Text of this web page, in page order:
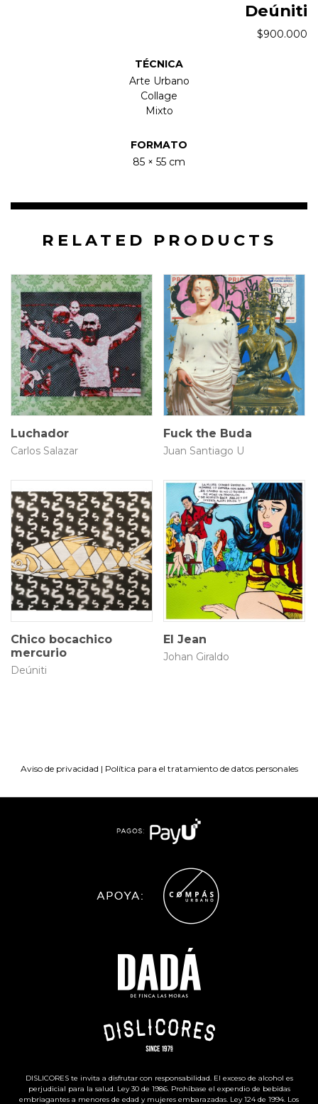
Deúniti
$900.000
TÉCNICA
Arte Urbano
Collage
Mixto
FORMATO
85 × 55 cm
RELATED PRODUCTS
3.5 × 33 × 30 cm
$1.350.000
Luchador
Carlos Salazar
30 × 24 cm
$600.000
Fuck the Buda
Juan Santiago U
50 × 30 cm
$280.000
Chico bocachico
mercurio
Deúniti
25 × 25 cm
$2.500.000
El Jean
Johan Giraldo
Aviso de privacidad | Política para el tratamiento de datos personales
DISLICORES te invita a disfrutar con responsabilidad. El exceso de alcohol es
perjudicial para la salud. Ley 30 de 1986. Prohíbase el expendio de bebidas
embriagantes a menores de edad y mujeres embarazadas. Ley 124 de 1994. Los